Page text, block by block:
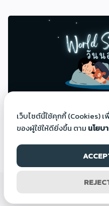
วันนอนหลับโลก (World
14 มี.ค. 2568
©2000-2026
เว็บไซต์นี้ใช้คุกกี้ (Cookies)
ของผู้ใช้ให้ดียิ่งขึ้น ตาม นโยบ